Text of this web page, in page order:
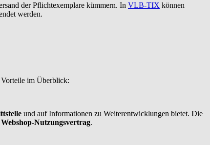
der Pflichtexemplare kümmern. In VLB-TIX können
werden.
im Überblick:
und auf Informationen zu Weiterentwicklungen bietet. Die
Nutzungsvertrag.